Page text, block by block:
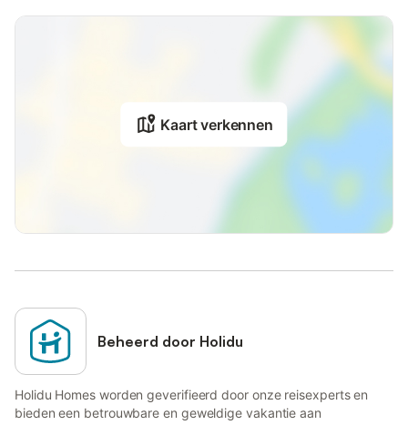
Kaart verkennen
Beheerd door Holidu
Holidu Homes worden geverifieerd door onze reisexperts en
bieden een betrouwbare en geweldige vakantie aan